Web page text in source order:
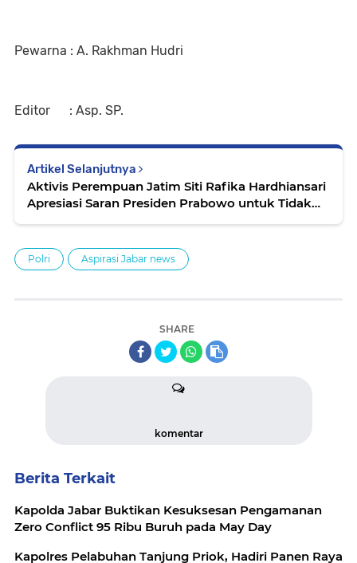
Pewarna : A. Rakhman Hudri
Editor : Asp. SP.
Artikel Selanjutnya
Aktivis Perempuan Jatim Siti Rafika Hardhiansari
Apresiasi Saran Presiden Prabowo untuk Tidak
Polri Aspirasi Jabar news
SHARE
komentar
Berita Terkait
Kapolda Jabar Buktikan Kesuksesan Pengamanan
Zero Conflict 95 Ribu Buruh pada May Day
Kapolres Pelabuhan Tanjung Priok, Hadiri Panen Raya